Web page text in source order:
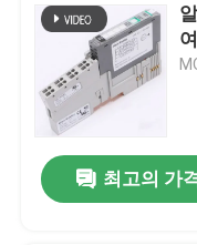
메시
곧 다시
최고의 가